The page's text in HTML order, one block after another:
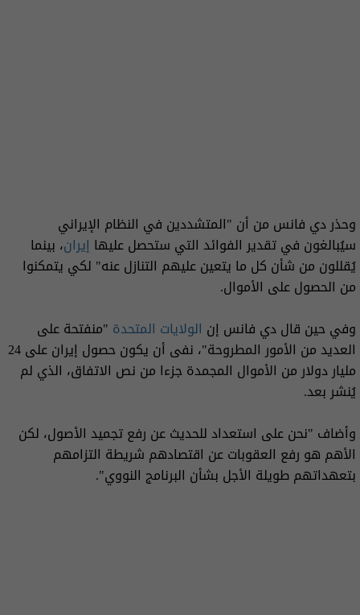
وحذر دي فانس من أن "المتشددين في النظام الإيراني
سيُبالغون في تقدير الفوائد التي ستحصل عليها إيران، بينما
يُقللون من شأن كل ما يتعين عليهم التنازل عنه" لكي يتمكنوا
من الحصول على الأموال.
وفي حين قال دي فانس إن الولايات المتحدة "منفتحة على
العديد من الأمور المطروحة"، نفى أن يكون حصول إيران على 24
مليار دولار من الأموال المجمدة جزءا من نص الاتفاق، الذي لم
يُنشر بعد.
وأضاف "نحن على استعداد للحديث عن رفع تجميد الأصول، لكن
الأهم هو رفع العقوبات عن اقتصادهم شريطة التزامهم
بتعهداتهم طويلة الأجل بشأن البرنامج النووي".